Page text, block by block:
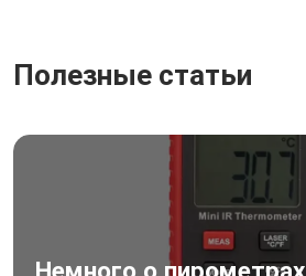
Полезные статьи